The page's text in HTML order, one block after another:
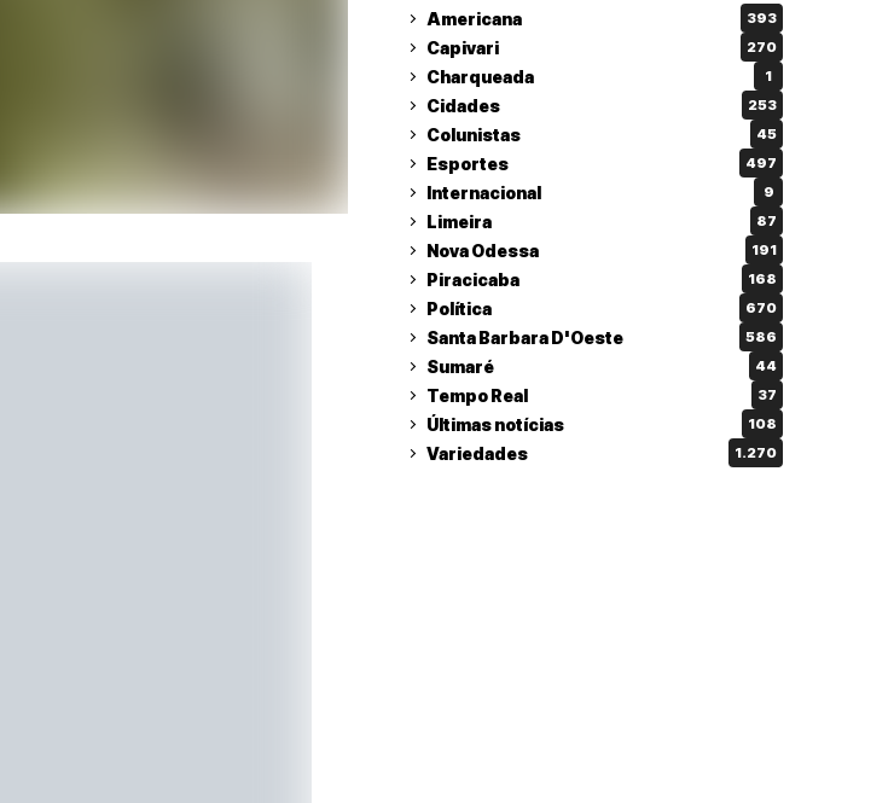
Americana 393
Capivari 270
Charqueada 1
Cidades 253
Colunistas 45
Esportes 497
Internacional 9
Limeira 87
Nova Odessa 191
Piracicaba 168
Política 670
Santa Barbara D'Oeste 586
Sumaré 44
Tempo Real 37
Últimas notícias 108
Variedades 1.270